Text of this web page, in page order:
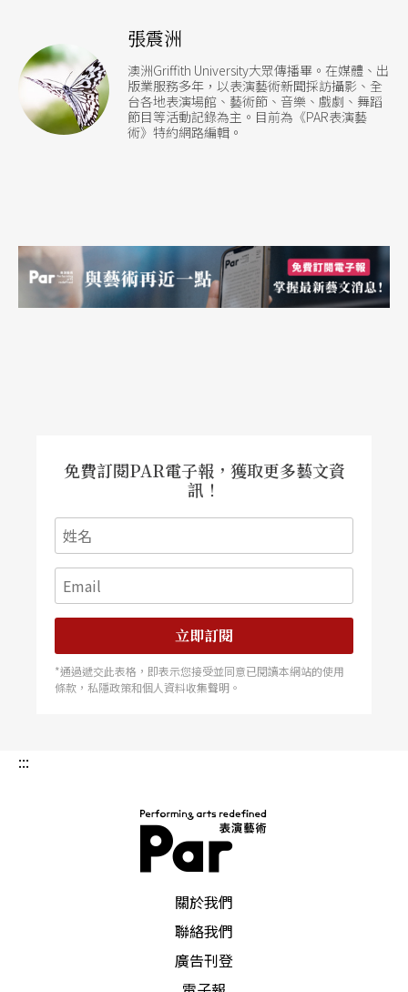
張震洲
澳洲Griffith University大眾傳播畢。在媒體、出
版業服務多年，以表演藝術新聞採訪攝影、全
台各地表演場館、藝術節、音樂、戲劇、舞蹈
節目等活動記錄為主。目前為《PAR表演藝
術》特約網路編輯。
免費訂閱PAR電子報，獲取更多藝文資
訊！
立即訂閱
*通過遞交此表格，即表示您接受並同意已閱讀本網站的使用
條款，私隱政策和個人資料收集聲明。
:::
關於我們
聯絡我們
廣告刊登